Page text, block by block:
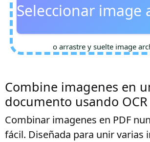
Seleccionar image
o arrastre y suelte image
Combine imagenes en
documento usando OCR
Combinar imagenes en PDF
fácil. Diseñada para unir varias